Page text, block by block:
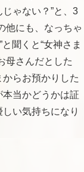
ゃない？”と、3
他にも、なっちゃ
聞くと“女神さま
母さんだとした
らお預かりした
当かどうかは証
い気持ちになり